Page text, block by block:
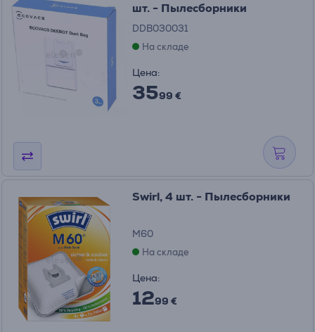
шт. - Пылесборники
DDB030031
На складе
Цена:
3599 €
Swirl, 4 шт. - Пылесборники
M60
На складе
Цена:
1299 €